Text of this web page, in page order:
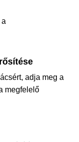
adja meg a
megfelelő